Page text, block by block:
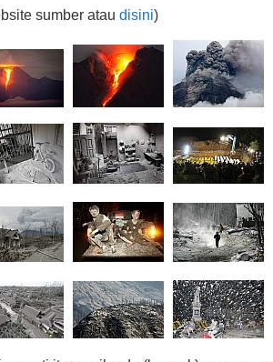
sumber atau disini)